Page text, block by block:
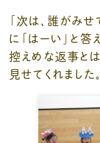
「次は、誰がみ
に「はーい」と答
控えめな返事と
見せてくれました。